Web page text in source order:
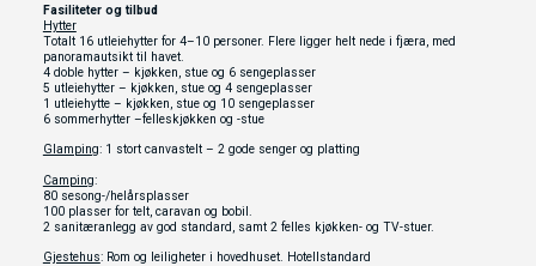
Fasiliteter og tilbud
Hytter
Totalt 16 utleiehytter for 4–10 personer. Flere ligger helt nede i fjæra, med
panoramautsikt til havet.
4 doble hytter – kjøkken, stue og 6 sengeplasser
5 utleiehytter – kjøkken, stue og 4 sengeplasser
1 utleiehytte – kjøkken, stue og 10 sengeplasser
6 sommerhytter –felleskjøkken og -stue
Glamping: 1 stort canvastelt – 2 gode senger og platting
Camping:
80 sesong-/helårsplasser
100 plasser for telt, caravan og bobil.
2 sanitæranlegg av god standard, samt 2 felles kjøkken- og TV-stuer.
Gjestehus: Rom og leiligheter i hovedhuset. Hotellstandard